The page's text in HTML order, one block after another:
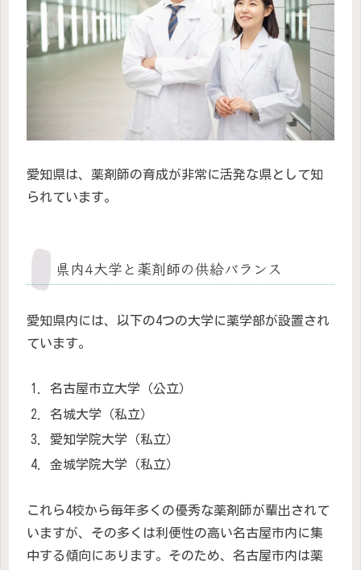
愛知県は、薬剤師の育成が非常に活発な県として知
られています。
県内4大学と薬剤師の供給バランス
愛知県内には、以下の4つの大学に薬学部が設置され
ています。
名古屋市立大学（公立）
名城大学（私立）
愛知学院大学（私立）
金城学院大学（私立）
これら4校から毎年多くの優秀な薬剤師が輩出されて
いますが、その多くは利便性の高い名古屋市内に集
中する傾向にあります。そのため、名古屋市内は薬